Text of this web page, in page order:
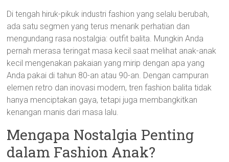
Di tengah hiruk-pikuk industri fashion yang selalu berubah,
ada satu segmen yang terus menarik perhatian dan
mengundang rasa nostalgia: outfit balita. Mungkin Anda
pernah merasa teringat masa kecil saat melihat anak-anak
kecil mengenakan pakaian yang mirip dengan apa yang
Anda pakai di tahun 80-an atau 90-an. Dengan campuran
elemen retro dan inovasi modern, tren fashion balita tidak
hanya menciptakan gaya, tetapi juga membangkitkan
kenangan manis dari masa lalu.
Mengapa Nostalgia Penting
dalam Fashion Anak?